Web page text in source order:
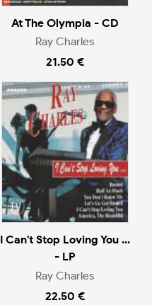
At The Olympia - CD
Ray Charles
21.50 €
I Can't Stop Loving You ...
- LP
Ray Charles
22.50 €